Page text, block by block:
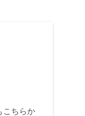
こちらか